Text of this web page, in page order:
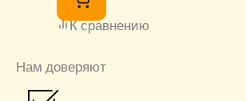
К сравнению
Нам доверяют